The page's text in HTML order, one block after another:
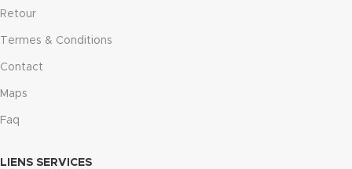
Retour
Termes & Conditions
Contact
Maps
Faq
LIENS SERVICES